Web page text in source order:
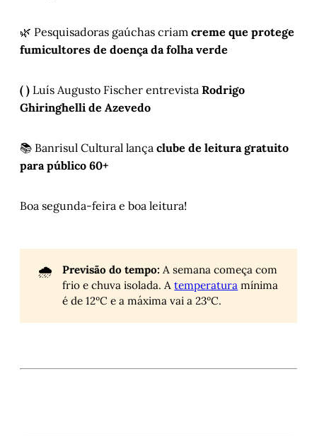
🌿 Pesquisadoras gaúchas criam creme que protege
fumicultores de doença da folha verde
( ) Luís Augusto Fischer entrevista Rodrigo
Ghiringhelli de Azevedo
📚 Banrisul Cultural lança clube de leitura gratuito
para público 60+
Boa segunda-feira e boa leitura!
🌧️ Previsão do tempo: A semana começa com
frio e chuva isolada. Atemperatura mínima
é de 12ºC e a máxima vai a 23ºC.